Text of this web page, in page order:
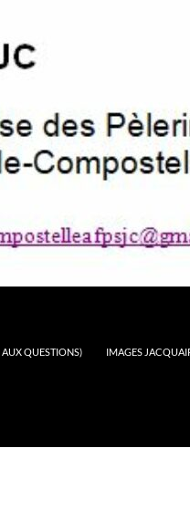
AUX QUESTIONS) IMAGES